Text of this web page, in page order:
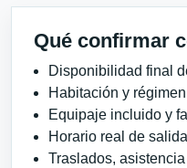
Qué confirmar
Disponibilidad final
Habitación y
Equipaje incluido y
Horario real de
Traslados,